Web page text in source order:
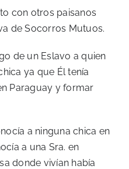
con otros paisanos
de Socorros Mutuos.
de un Eslavo a quien
ya que Él tenía
Paraguay y formar
a ninguna chica en
a una Sra. en
donde vivían había